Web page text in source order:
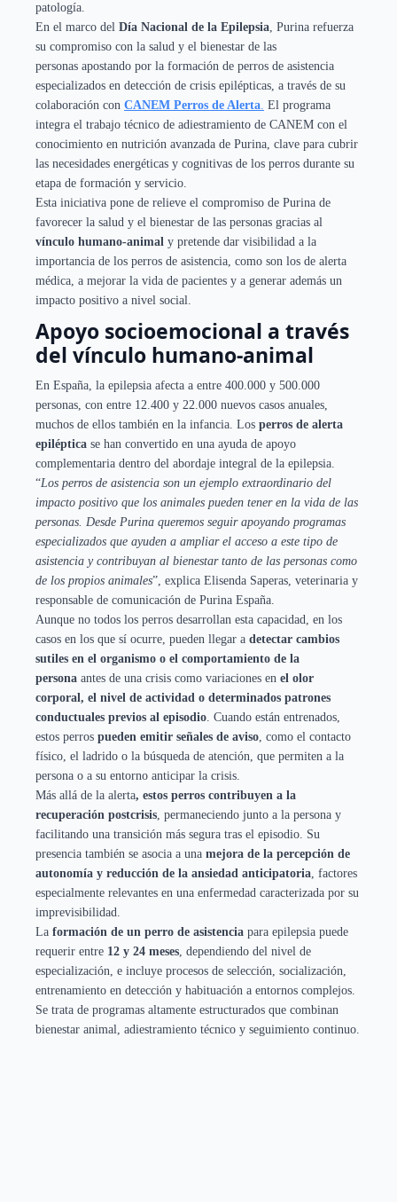
patología.
En el marco del Día Nacional de la Epilepsia, Purina refuerza
su compromiso con la salud y el bienestar de las
personas apostando por la formación de perros de asistencia
especializados en detección de crisis epilépticas, a través de su
colaboración con CANEM Perros de Alerta. El programa
integra el trabajo técnico de adiestramiento de CANEM con el
conocimiento en nutrición avanzada de Purina, clave para cubrir
las necesidades energéticas y cognitivas de los perros durante su
etapa de formación y servicio.
Esta iniciativa pone de relieve el compromiso de Purina de
favorecer la salud y el bienestar de las personas gracias al
vínculo humano-animal y pretende dar visibilidad a la
importancia de los perros de asistencia, como son los de alerta
médica, a mejorar la vida de pacientes y a generar además un
impacto positivo a nivel social.
Apoyo socioemocional a través
del vínculo humano-animal
En España, la epilepsia afecta a entre 400.000 y 500.000
personas, con entre 12.400 y 22.000 nuevos casos anuales,
muchos de ellos también en la infancia. Los perros de alerta
epiléptica se han convertido en una ayuda de apoyo
complementaria dentro del abordaje integral de la epilepsia.
“Los perros de asistencia son un ejemplo extraordinario del
impacto positivo que los animales pueden tener en la vida de las
personas. Desde Purina queremos seguir apoyando programas
especializados que ayuden a ampliar el acceso a este tipo de
asistencia y contribuyan al bienestar tanto de las personas como
de los propios animales”, explica Elisenda Saperas, veterinaria y
responsable de comunicación de Purina España.
Aunque no todos los perros desarrollan esta capacidad, en los
casos en los que sí ocurre, pueden llegar a detectar cambios
sutiles en el organismo o el comportamiento de la
persona antes de una crisis como variaciones en el olor
corporal, el nivel de actividad o determinados patrones
conductuales previos al episodio. Cuando están entrenados,
estos perros pueden emitir señales de aviso, como el contacto
físico, el ladrido o la búsqueda de atención, que permiten a la
persona o a su entorno anticipar la crisis.
Más allá de la alerta, estos perros contribuyen a la
recuperación postcrisis, permaneciendo junto a la persona y
facilitando una transición más segura tras el episodio. Su
presencia también se asocia a una mejora de la percepción de
autonomía y reducción de la ansiedad anticipatoria, factores
especialmente relevantes en una enfermedad caracterizada por su
imprevisibilidad.
La formación de un perro de asistencia para epilepsia puede
requerir entre 12 y 24 meses, dependiendo del nivel de
especialización, e incluye procesos de selección, socialización,
entrenamiento en detección y habituación a entornos complejos.
Se trata de programas altamente estructurados que combinan
bienestar animal, adiestramiento técnico y seguimiento continuo.